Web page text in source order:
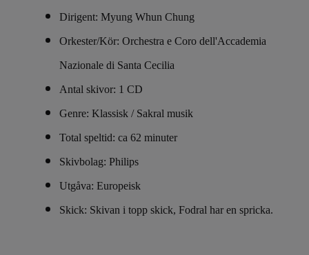
Dirigent: Myung Whun Chung
Orkester/Kör: Orchestra e Coro dell'Accademia
Nazionale di Santa Cecilia
Antal skivor: 1 CD
Genre: Klassisk / Sakral musik
Total speltid: ca 62 minuter
Skivbolag: Philips
Utgåva: Europeisk
Skick: Skivan i topp skick, Fodral har en spricka.